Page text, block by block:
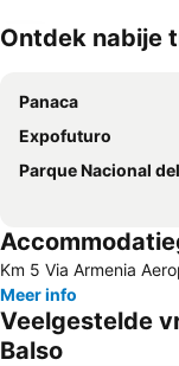
Kaart uitvouwen
Ontdek nabije
Panaca
Expofuturo
Parque Nacional
Km 5 Via Armenia
Meer info
Veelgestelde
Balso